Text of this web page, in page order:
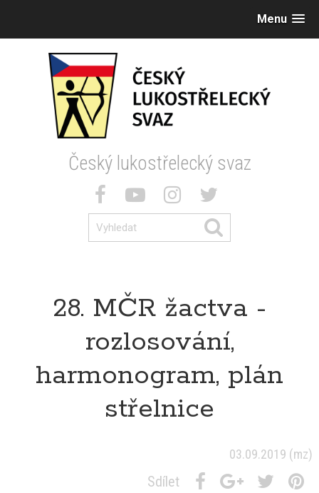
Menu
Český lukostřelecký svaz
28. MČR žactva -
rozlosování,
harmonogram, plán
střelnice
03.09.2019 (mz)
Sdílet